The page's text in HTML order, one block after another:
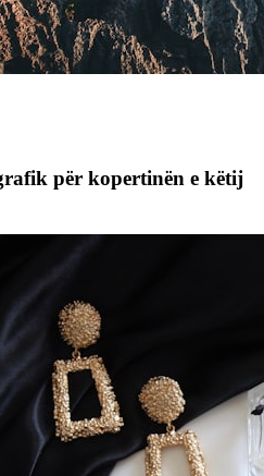
për kopertinën e këtij